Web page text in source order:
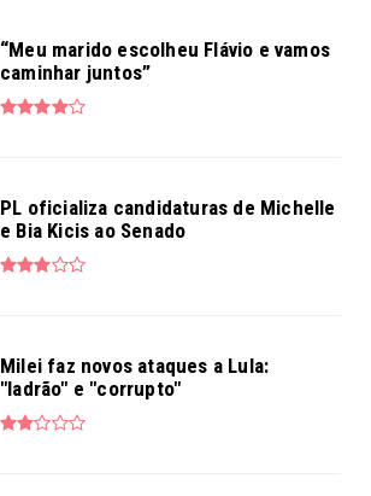
“Meu marido escolheu Flávio e vamos
caminhar juntos”
PL oficializa candidaturas de Michelle
e Bia Kicis ao Senado
Milei faz novos ataques a Lula:
"ladrão" e "corrupto"